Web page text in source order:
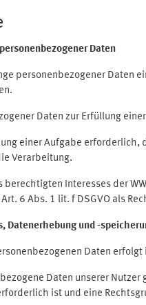
Daten
personenbezogener Daten
Daten zur Erfüllung
einer Aufgabe
Verarbeitung.
berechtigten Interesses der
6 Abs. 1 lit. f DSGVO als
Datenerhebung und -
Daten
Daten unserer
ist und eine